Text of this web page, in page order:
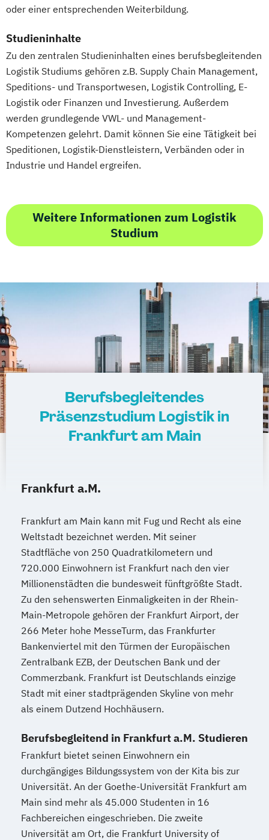
oder einer entsprechenden Weiterbildung.
Studieninhalte
Zu den zentralen Studieninhalten eines berufsbegleitenden
Logistik Studiums gehören z.B. Supply Chain Management,
Speditions- und Transportwesen, Logistik Controlling, E-
Logistik oder Finanzen und Investierung. Außerdem
werden grundlegende VWL- und Management-
Kompetenzen gelehrt. Damit können Sie eine Tätigkeit bei
Speditionen, Logistik-Dienstleistern, Verbänden oder in
Industrie und Handel ergreifen.
Weitere Informationen zum Logistik
Studium
Berufsbegleitendes
Präsenzstudium Logistik in
Frankfurt am Main
Frankfurt a.M.
Frankfurt am Main kann mit Fug und Recht als eine
Weltstadt bezeichnet werden. Mit seiner
Stadtfläche von 250 Quadratkilometern und
720.000 Einwohnern ist Frankfurt nach den vier
Millionenstädten die bundesweit fünftgrößte Stadt.
Zu den sehenswerten Einmaligkeiten in der Rhein-
Main-Metropole gehören der Frankfurt Airport, der
266 Meter hohe MesseTurm, das Frankfurter
Bankenviertel mit den Türmen der Europäischen
Zentralbank EZB, der Deutschen Bank und der
Commerzbank. Frankfurt ist Deutschlands einzige
Stadt mit einer stadtprägenden Skyline von mehr
als einem Dutzend Hochhäusern.
Berufsbegleitend in Frankfurt a.M. Studieren
Frankfurt bietet seinen Einwohnern ein
durchgängiges Bildungssystem von der Kita bis zur
Universität. An der Goethe-Universität Frankfurt am
Main sind mehr als 45.000 Studenten in 16
Fachbereichen eingeschrieben. Die zweite
Universität am Ort, die Frankfurt University of